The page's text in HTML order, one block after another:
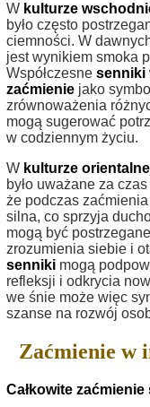
W kulturze
było często
ciemności. W
jest wynikiem smoka
Współczesne senniki
zaćmienie jako
zrównoważenia
mogą sugerować
w codziennym życiu.
W kulturze
było uważane za
że podczas
silna, co sprzyja
mogą być
zrozumienia siebie i
senniki mogą
refleksji i odkrycia
we śnie może więc
szanse na rozwój
Zaćmienie w
Całkowite zaćmienie